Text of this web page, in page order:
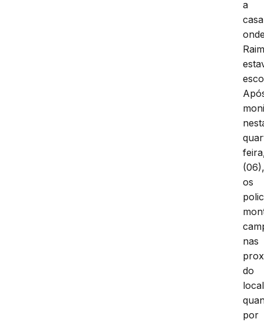
a
casa
os
nas
do
por